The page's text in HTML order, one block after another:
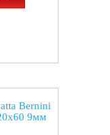
Bernini
9мм